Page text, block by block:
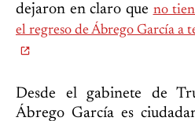
dejaron en claro que no
el regreso de Ábrego García a
Desde el gabinete de
Ábrego García es